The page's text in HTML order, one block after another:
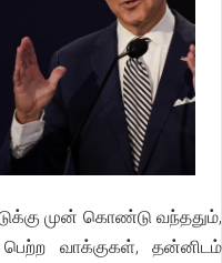
முன் கொண்டு வந்ததும்,
வாக்குகள், தன்னிடம்